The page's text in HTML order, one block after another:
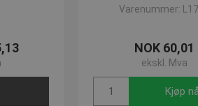
Varenummer:
NOK 60,01
ekskl. Mva
Kjøp